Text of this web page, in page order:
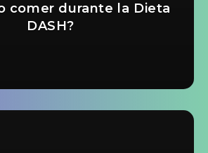
comer durante la Dieta
DASH?